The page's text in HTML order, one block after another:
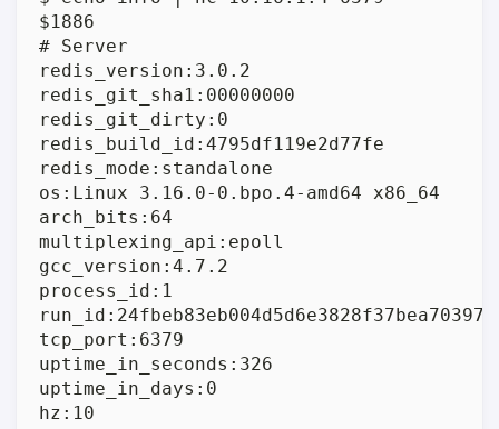
$1886
# Server
redis_version:3.0.2
redis_git_sha1:00000000
redis_git_dirty:0
redis_build_id:4795df119e2d77fe
redis_mode:standalone
os:Linux 3.16.0-0.bpo.4-amd64 x86_64
arch_bits:64
multiplexing_api:epoll
gcc_version:4.7.2
process_id:1
tcp_port:6379
uptime_in_seconds:326
uptime_in_days:0
hz:10